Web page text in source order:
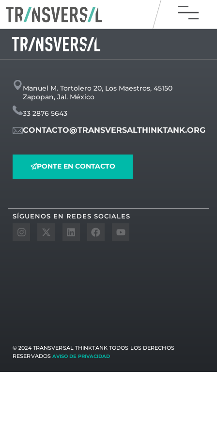
Manuel M. Tortolero 20, Los Maestros, 45150
Zapopan, Jal. México
33 2876 5643
CONTACTO@TRANSVERSALTHINKTANK.ORG
PONTE EN CONTACTO
SÍGUENOS EN REDES SOCIALES
© 2024 TRANSVERSAL THINKTANK TODOS LOS DERECHOS
RESERVADOSAVISO DE PRIVACIDAD